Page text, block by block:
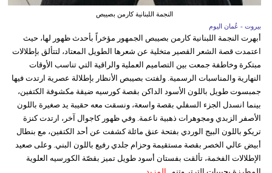
النجمة اللبنانية كارمن بصيبص
بيروت - عُمان اليوم
أبهرت النجمة اللبنانية كارمن بصيبص الجمهور مؤخراً بأحدث ظهور لها، حيث
اعتمدت قصة الشعر القصير متخلية عن شعرها الطويل المعتاد، لتتألق بإطلالات
مبتكرة وخاطفة جمعت بين التصاميم العملية والراقية التي تناسب الأوقات
النهارية والمناسبات الرسمية. ولفتت بصيبص الأنظار بإطلالة عصرية ارتدت فيها
جمبسوت طويل باللون الأسود الداكن بقصة كورسيه ضيقة مكشوفة الكتفين،
بينما انسدل الجزء السفلي بقصة واسعة، ونسقت معه حقيبة يد صغيرة باللون
الأصفر الزبدي ومجوهرات ذهبية ناعمة. وفي ظهور كاجوال آخر، ارتدت كنزة
تريكو باللون البيج الوردي بفتحة عنق مائلة كشفت عن أحد الكتفين، مع بنطال
أبيض عالي الخصر بقصة مستقيمة وحزام جلدي رفيع باللون البني. وعلى صعيد
الإطلالات الفخمة، تألقت بفستان أسود طويل تميز بقصّة الكورسيه العلوية